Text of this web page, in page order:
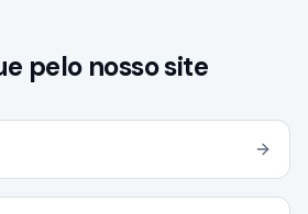
pelo nosso site